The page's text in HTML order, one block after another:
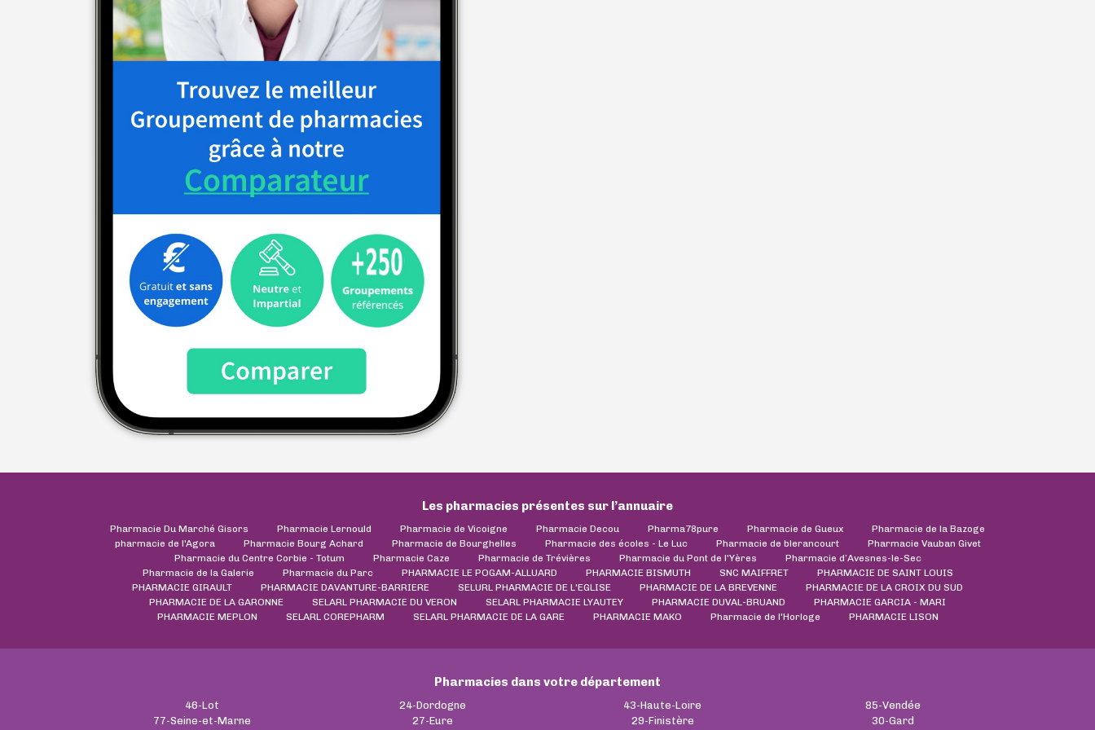
Les pharmacies présentes sur l’annuaire
Pharmacie Du Marché Gisors Pharmacie Lernould Pharmacie de Vicoigne Pharmacie Decou Pharma78pure Pharmacie de Gueux
Pharmacie de la Bazoge
pharmacie de l'Agora
Pharmacie Bourg Achard Pharmacie de Bourghelles Pharmacie des écoles - Le Luc Pharmacie de blerancourt
Pharmacie Vauban Givet
Pharmacie du Centre Corbie - Totum
Pharmacie Caze Pharmacie de Trévières Pharmacie du Pont de l'Yères
Pharmacie d’Avesnes-le-Sec
Pharmacie de la Galerie
Pharmacie du Parc PHARMACIE LE POGAM-ALLUARD PHARMACIE BISMUTH SNC MAIFFRET
PHARMACIE DE SAINT LOUIS
PHARMACIE GIRAULT
PHARMACIE DAVANTURE-BARRIERE SELURL PHARMACIE DE L'EGLISE PHARMACIE DE LA BREVENNE
PHARMACIE DE LA CROIX DU SUD
PHARMACIE DE LA GARONNE
SELARL PHARMACIE DU VERON SELARL PHARMACIE LYAUTEY PHARMACIE DUVAL-BRUAND
PHARMACIE GARCIA - MARI
PHARMACIE MEPLON
SELARL COREPHARM SELARL PHARMACIE DE LA GARE PHARMACIE MAKO Pharmacie de l'Horloge PHARMACIE LISON
Pharmacies dans votre département
46-Lot
77-Seine-et-Marne
24-Dordogne
27-Eure
43-Haute-Loire
29-Finistère
85-Vendée
30-Gard